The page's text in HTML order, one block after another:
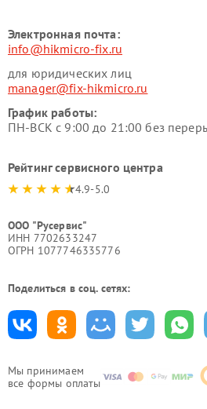
Мы принимаем
все формы оплаты
Электронная почта:
info@hikmicro-fix.ru
для юридических лиц
manager@fix-hikmicro.ru
График работы:
ПН-ВСК с 9:00 до 21:00 без
Рейтинг сервисного центра
4.9-5.0
ООО "Русервис"
ИНН 7702633247
ОГРН 1077746335776
Поделиться в соц. сетях: